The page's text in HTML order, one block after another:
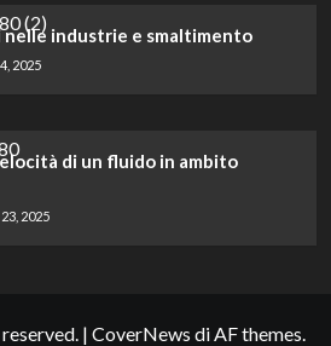
industrie e smaltimento
2025
di un fluido in ambito
2025
| CoverNews di AF themes.